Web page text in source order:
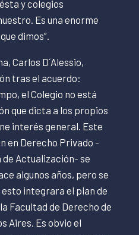
y colegios
Es una enorme
dimos”.
Carlos D´Alessio,
tras el acuerdo:
el Colegio no está
que dicta a los propios
interés general. Este
en Derecho Privado -
de Actualización- se
algunos años, pero se
integrara el plan de
Facultad de Derecho de
Aires. Es obvio el